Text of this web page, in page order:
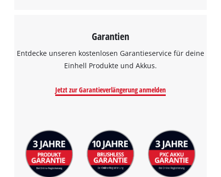
Garantien
Entdecke unseren kostenlosen Garantieservice für deine
Einhell Produkte und Akkus.
Jetzt zur Garantieverlängerung anmelden